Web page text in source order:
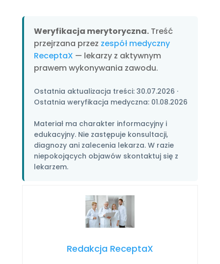
Weryfikacja merytoryczna.Treść
przejrzana przez zespół medyczny
ReceptaX — lekarzy z aktywnym
prawem wykonywania zawodu.
Ostatnia aktualizacja treści: 30.07.2026 ·
Ostatnia weryfikacja medyczna: 01.08.2026
Materiał ma charakter informacyjny i
edukacyjny. Nie zastępuje konsultacji,
diagnozy ani zalecenia lekarza. W razie
niepokojących objawów skontaktuj się z
lekarzem.
Redakcja ReceptaX